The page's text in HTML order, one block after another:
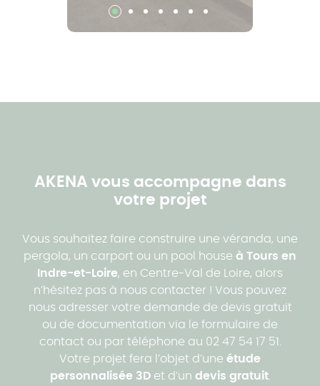
AKENA vous accompagne dans
votre projet
Vous souhaitez faire construire une véranda, une
pergola, un carport ou un pool house à Tours en
Indre-et-Loire, en Centre-Val de Loire, alors
n’hésitez pas à nous contacter ! Vous pouvez
nous adresser votre demande de devis gratuit
ou de documentation via le formulaire de
contact ou par téléphone au 02 47 54 17 51.
Votre projet fera l’objet d’une étude
personnalisée 3D et d’un devis gratuit.